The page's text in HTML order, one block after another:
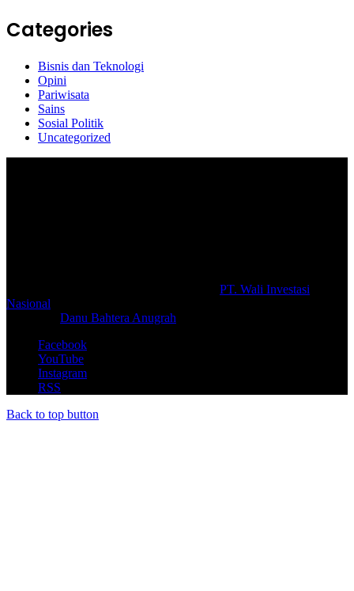
Categories
Bisnis dan Teknologi
Opini
Pariwisata
Sains
Sosial Politik
Uncategorized
PT. Wali Investasi
Nasional
Danu Bahtera Anugrah
Facebook
YouTube
Instagram
RSS
Back to top button